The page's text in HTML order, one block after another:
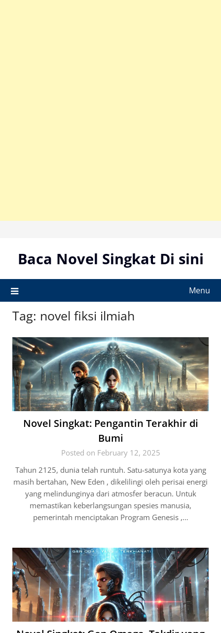
contentBaca Novel Singkat Di sini
Menu
Tag: novel fiksi ilmiah
Novel Singkat: Pengantin Terakhir di
Bumi
Posted on February 12, 2025
Tahun 2125, dunia telah runtuh. Satu-satunya kota yang
masih bertahan, New Eden , dikelilingi oleh perisai energi
yang melindunginya dari atmosfer beracun. Untuk
memastikan keberlangsungan spesies manusia,
pemerintah menciptakan Program Genesis ,…